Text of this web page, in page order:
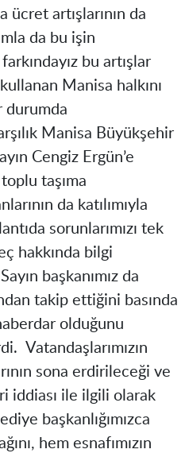
ücret artışlarının da
da bu işin
bu artışlar
Manisa halkını
durumda
Manisa Büyükşehir
Cengiz Ergün’e
taşıma
da katılımıyla
sorunlarımızı tek
hakkında bilgi
başkanımız da
takip ettiğini basında
olduğunu
Vatandaşlarımızın
sona erdirileceği ve
iddiası ile ilgili olarak
başkanlığımızca
hem esnafımızın